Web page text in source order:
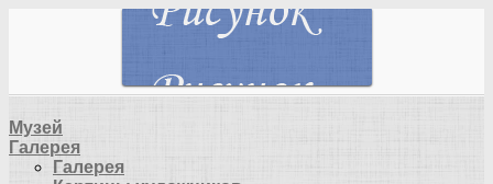
Музей
Галерея
Галерея